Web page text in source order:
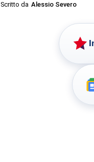
Scritto da Alessio Severo